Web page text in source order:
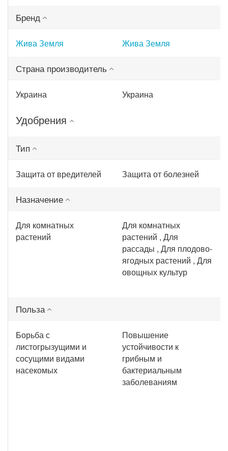
Бренд
Жива Земля Жива Земля
Страна производитель
Украина Украина
Удобрения
Тип
Защита от вредителей Защита от болезней
Назначение
Для комнатных
растений
Для комнатных
растений , Для
рассады , Для плодово-
ягодных растений , Для
овощных культур
Польза
Борьба с
листогрызущими и
сосущими видами
насекомых
Повышение
устойчивости к
грибным и
бактериальным
заболеваниям